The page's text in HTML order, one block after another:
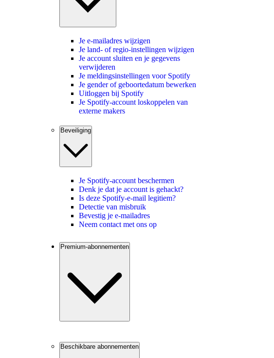
Je e-mailadres wijzigen
Je land- of regio-instellingen wijzigen
Je account sluiten en je gegevens
verwijderen
Je meldingsinstellingen voor Spotify
Je gender of geboortedatum bewerken
Uitloggen bij Spotify
Je Spotify-account loskoppelen van
externe makers
Beveiliging
Je Spotify-account beschermen
Denk je dat je account is gehackt?
Is deze Spotify-e-mail legitiem?
Detectie van misbruik
Bevestig je e-mailadres
Neem contact met ons op
Premium-abonnementen
Beschikbare abonnementen